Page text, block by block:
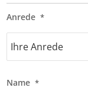
Anrede *
Name *